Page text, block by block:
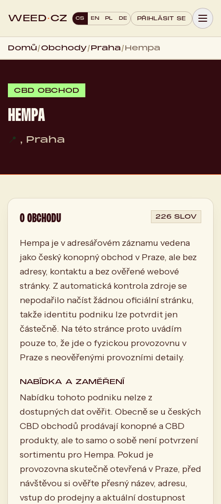
WEED·CZ CS EN PL DE PŘIHLÁSIT SE
Domů/Obchody/Praha/Hempa
CBD OBCHOD
HEMPA
📍 , Praha
O OBCHODU 226 SLOV
Hempa je v adresářovém záznamu vedena
jako český konopný obchod v Praze, ale bez
adresy, kontaktu a bez ověřené webové
stránky. Z automatická kontrola zdroje se
nepodařilo načíst žádnou oficiální stránku,
takže identitu podniku lze potvrdit jen
částečně. Na této stránce proto uvádím
pouze to, že jde o fyzickou provozovnu v
Praze s neověřenými provozními detaily.
NABÍDKA A ZAMĚŘENÍ
Nabídku tohoto podniku nelze z
dostupných dat ověřit. Obecně se u českých
CBD obchodů prodávají konopné a CBD
produkty, ale to samo o sobě není potvrzení
sortimentu pro Hempa. Pokud je
provozovna skutečně otevřená v Praze, před
návštěvou si ověřte přesný název, adresu,
vstup do prodejny a aktuální dostupnost